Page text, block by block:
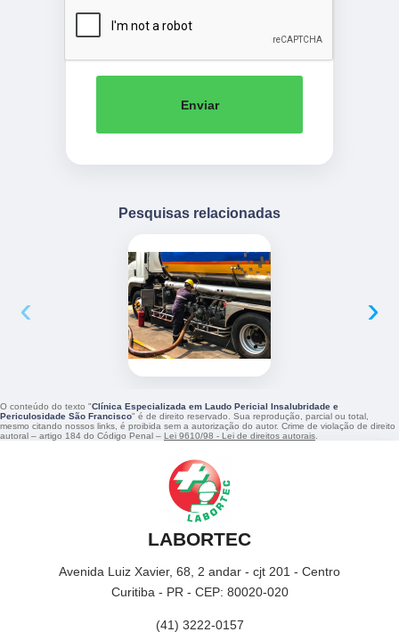
Enviar
Pesquisas relacionadas
‹ ›
O conteúdo do texto "Clínica Especializada em Laudo Pericial Insalubridade e
Periculosidade São Francisco" é de direito reservado. Sua reprodução, parcial ou total,
mesmo citando nossos links, é proibida sem a autorização do autor. Crime de violação de direito
autoral – artigo 184 do Código Penal – Lei 9610/98 - Lei de direitos autorais
LABORTEC
Avenida Luiz Xavier, 68, 2 andar - cjt 201 - Centro
Curitiba - PR - CEP: 80020-020
(41) 3222-0157